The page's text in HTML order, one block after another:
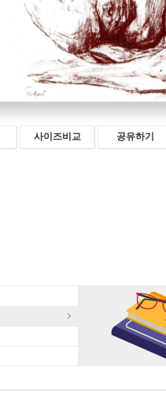
사이즈비교 공유하기